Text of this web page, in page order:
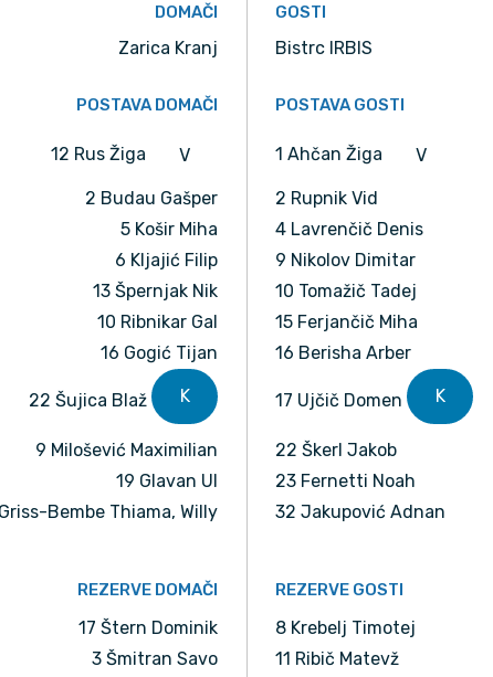
DOMAČI
Zarica Kranj
GOSTI
Bistrc IRBIS
POSTAVA DOMAČI
12 Rus Žiga V
2 Budau Gašper
5 Košir Miha
6 Kljajić Filip
13 Špernjak Nik
10 Ribnikar Gal
16 Gogić Tijan
22 Šujica Blaž K
9 Milošević Maximilian
19 Glavan Ul
Bembe Thiama, Willy
POSTAVA GOSTI
1 Ahčan Žiga V
2 Rupnik Vid
4 Lavrenčič Denis
9 Nikolov Dimitar
10 Tomažič Tadej
15 Ferjančič Miha
16 Berisha Arber
17 Ujčič Domen K
22 Škerl Jakob
23 Fernetti Noah
32 Jakupović Adnan
REZERVE DOMAČI
17 Štern Dominik
3 Šmitran Savo
REZERVE GOSTI
8 Krebelj Timotej
11 Ribič Matevž